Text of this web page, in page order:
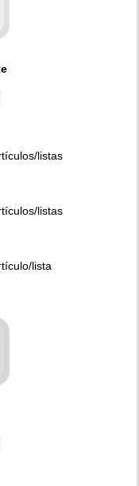
listas
listas
lista